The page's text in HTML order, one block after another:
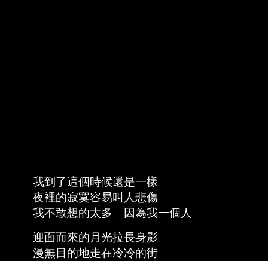
我到了這個時候還是一樣
夜裡的寂寞容易叫人悲傷
我不敢想的太多 因為我一個人
迎面而來的月光拉長身影
漫無目的地走在冷冷的街